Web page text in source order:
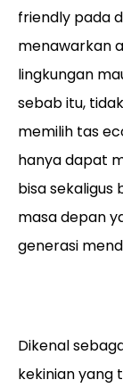
friendly pada
menawarkan
lingkungan
sebab itu,
memilih tas
hanya dapat
bisa
masa depan
generasi
Dikenal
kekinian yang